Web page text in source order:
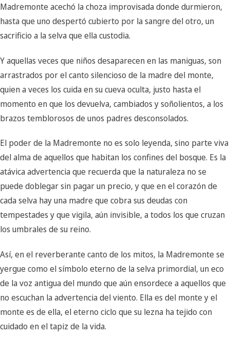
Madremonte acechó la choza improvisada donde durmieron,
hasta que uno despertó cubierto por la sangre del otro, un
sacrificio a la selva que ella custodia.
Y aquellas veces que niños desaparecen en las maniguas, son
arrastrados por el canto silencioso de la madre del monte,
quien a veces los cuida en su cueva oculta, justo hasta el
momento en que los devuelva, cambiados y soñolientos, a los
brazos temblorosos de unos padres desconsolados.
El poder de la Madremonte no es solo leyenda, sino parte viva
del alma de aquellos que habitan los confines del bosque. Es la
atávica advertencia que recuerda que la naturaleza no se
puede doblegar sin pagar un precio, y que en el corazón de
cada selva hay una madre que cobra sus deudas con
tempestades y que vigila, aún invisible, a todos los que cruzan
los umbrales de su reino.
Así, en el reverberante canto de los mitos, la Madremonte se
yergue como el símbolo eterno de la selva primordial, un eco
de la voz antigua del mundo que aún ensordece a aquellos que
no escuchan la advertencia del viento. Ella es del monte y el
monte es de ella, el eterno ciclo que su lezna ha tejido con
cuidado en el tapiz de la vida.